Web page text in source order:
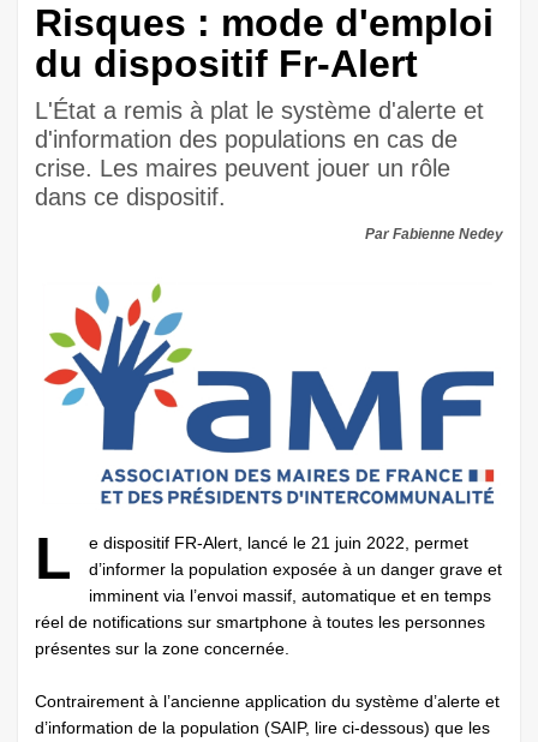
Risques : mode d'emploi
du dispositif Fr-Alert
L'État a remis à plat le système d'alerte et
d'information des populations en cas de
crise. Les maires peuvent jouer un rôle
dans ce dispositif.
Par Fabienne Nedey
L
e dispositif FR-Alert, lancé le 21 juin 2022, permet
d’informer la population exposée à un danger grave et
imminent via l’envoi massif, automatique et en temps
réel de notifications sur smartphone à toutes les personnes
présentes sur la zone concernée.
Contrairement à l’ancienne application du système d’alerte et
d’information de la population (SAIP, lire ci-dessous) que les